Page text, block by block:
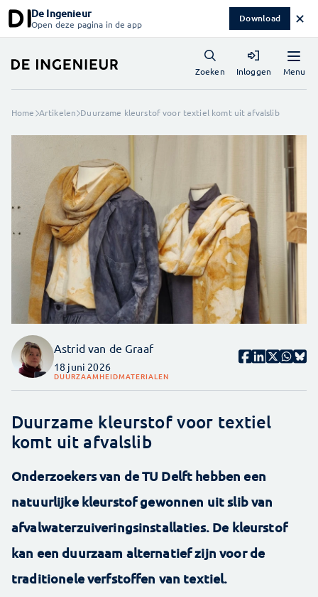
De Ingenieur
Open deze pagina in de app Download ✕
Menu
Zoeken Inloggen
Home Artikelen Duurzame kleurstof voor textiel komt uit afvalslib
Astrid van de Graaf
18 juni 2026
DUURZAAMHEIDMATERIALEN
Duurzame kleurstof voor textiel
komt uit afvalslib
Onderzoekers van de TU Delft hebben een
natuurlijke kleurstof gewonnen uit slib van
afvalwaterzuiveringsinstallaties. De kleurstof
kan een duurzaam alternatief zijn voor de
traditionele verfstoffen van textiel.